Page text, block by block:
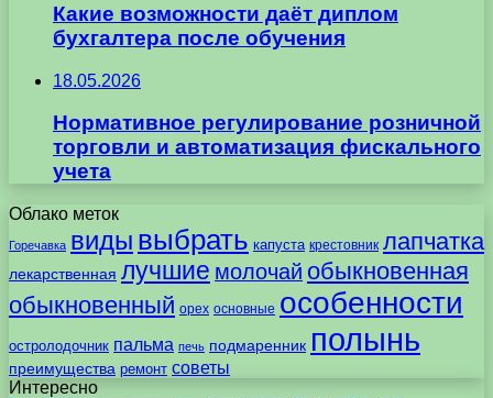
Какие возможности даёт диплом
бухгалтера после обучения
18.05.2026
Нормативное регулирование розничной
торговли и автоматизация фискального
учета
Облако меток
Горечавка виды выбрать капуста крестовник лапчатка
лекарственная лучшие молочай обыкновенная
обыкновенный орех основные особенности
остролодочник пальма печь подмаренник полынь
преимущества ремонт советы
Интересно